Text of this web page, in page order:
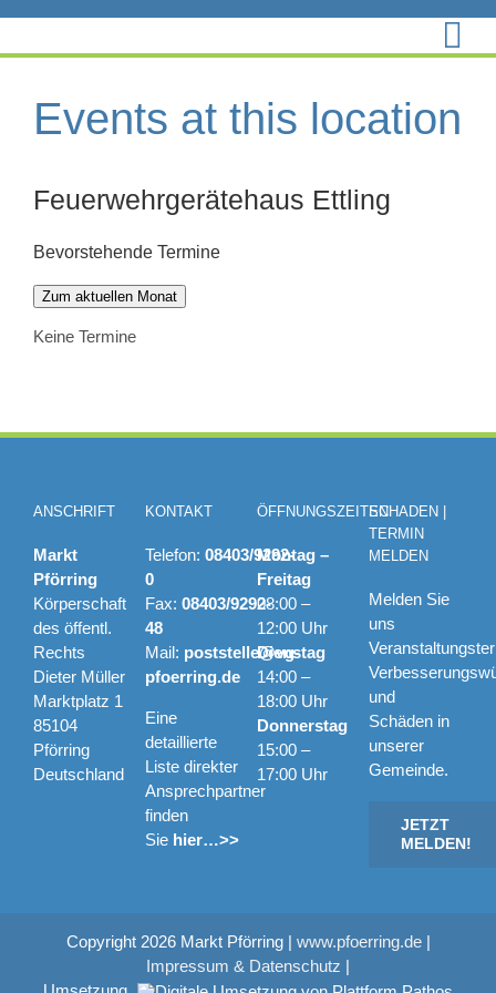
springen
Events at this location
Feuerwehrgerätehaus Ettling
Bevorstehende Termine
Zum aktuellen Monat
Keine Termine
ANSCHRIFT
Markt
Pförring
Körperschaft
des öffentl.
Rechts
Dieter Müller
Marktplatz 1
85104
Pförring
Deutschland
KONTAKT
Telefon: 08403/9292-
0
Fax: 08403/9292-
48
Mail: poststelle@vg-
pfoerring.de
Eine
detaillierte
Liste direkter
Ansprechpartner
finden
Sie hier…>>
ÖFFNUNGSZEITEN
Montag –
Freitag
08:00 –
12:00 Uhr
Dienstag
14:00 –
18:00 Uhr
Donnerstag
15:00 –
17:00 Uhr
SCHADEN |
TERMIN
MELDEN
Melden Sie
uns
und
Schäden in
unserer
Gemeinde.
JETZT
MELDEN!
Copyright 2026 Markt Pförring | www.pfoerring.de|
Impressum & Datenschutz |